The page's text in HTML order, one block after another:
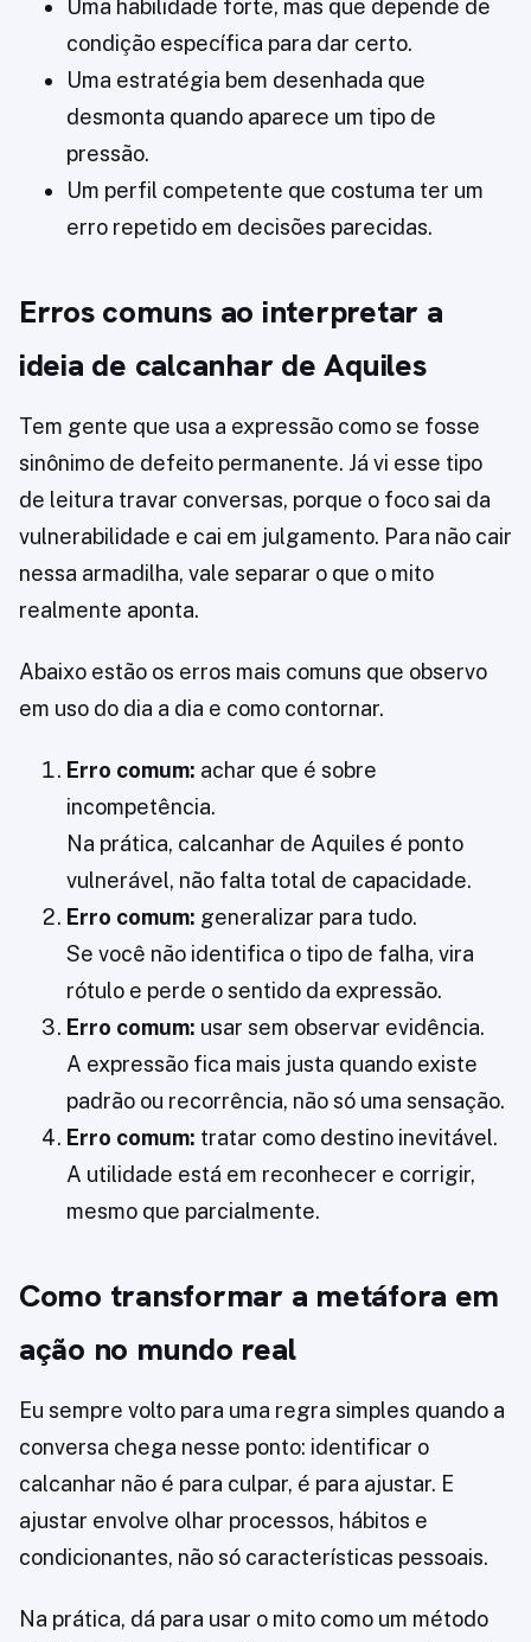
Uma habilidade forte, mas que depende de
condição específica para dar certo.
Uma estratégia bem desenhada que
desmonta quando aparece um tipo de
pressão.
Um perfil competente que costuma ter um
erro repetido em decisões parecidas.
Erros comuns ao interpretar a
ideia de calcanhar de Aquiles
Tem gente que usa a expressão como se fosse
sinônimo de defeito permanente. Já vi esse tipo
de leitura travar conversas, porque o foco sai da
vulnerabilidade e cai em julgamento. Para não cair
nessa armadilha, vale separar o que o mito
realmente aponta.
Abaixo estão os erros mais comuns que observo
em uso do dia a dia e como contornar.
Erro comum: achar que é sobre
incompetência.
Na prática, calcanhar de Aquiles é ponto
vulnerável, não falta total de capacidade.
Erro comum: generalizar para tudo.
Se você não identifica o tipo de falha, vira
rótulo e perde o sentido da expressão.
Erro comum: usar sem observar evidência.
A expressão fica mais justa quando existe
padrão ou recorrência, não só uma sensação.
Erro comum: tratar como destino inevitável.
A utilidade está em reconhecer e corrigir,
mesmo que parcialmente.
Como transformar a metáfora em
ação no mundo real
Eu sempre volto para uma regra simples quando a
conversa chega nesse ponto: identificar o
calcanhar não é para culpar, é para ajustar. E
ajustar envolve olhar processos, hábitos e
condicionantes, não só características pessoais.
Na prática, dá para usar o mito como um método